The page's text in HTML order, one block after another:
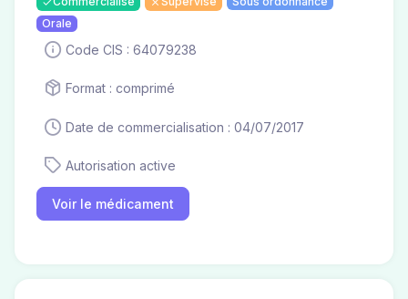
Orale
Code CIS : 64079238
Format : comprimé
Date de commercialisation : 04/07/2017
Autorisation active
Voir le médicament